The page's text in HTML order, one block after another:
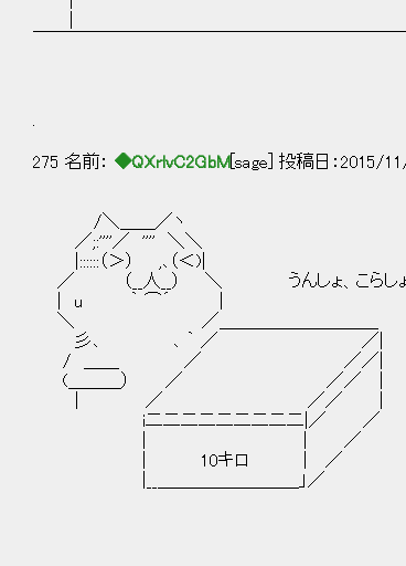
275 名前： ◆QXrlvC2GbM [sage] 投稿日：2015/
/＼＿＿／ヽ
／;:''''／ '''' ＼＼
|::::::（＞） ,､（＜)|
／ （__人__） ＼ うんしょ、こらし
| u ｀ ⌒´ |
＼ ／＿＿＿＿＿＿＿＿＿
彡､ ､ ｀ ／ ／|
/ ＿＿ ／ ／／|
(＿＿＿） ／ ／／ |
| ／ ／／ |
i二二二二二二二二二|／ ／
| | ／
| 10キロ | ／
|__＿＿＿＿＿＿＿＿」／